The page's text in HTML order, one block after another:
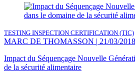
TESTING INSPECTION CERTIFICATION (TIC)
MARC DE THOMASSON | 21/03/2018
Impact du Séquençage Nouvelle
de la sécurité alimentaire